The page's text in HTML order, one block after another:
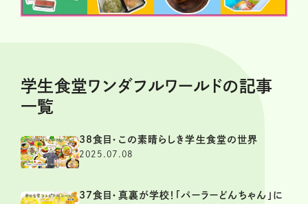
学生食堂ワンダフルワールドの記事
一覧
38食目・この素晴らしき学生食堂の世界
2025.07.08
37食目・真裏が学校！「パーラーどんちゃん」に